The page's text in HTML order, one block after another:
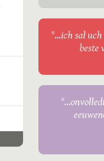
"...ich sal
beste